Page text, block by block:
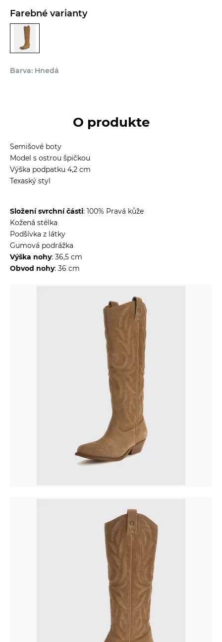
Farebné varianty
Barva: Hnedá
O produkte
Semišové boty
Model s ostrou špičkou
Výška podpatku 4,2 cm
Texaský styl
Složení svrchní části: 100% Pravá kůže
Kožená stélka
Podšívka z látky
Gumová podrážka
Výška nohy: 36,5 cm
Obvod nohy: 36 cm